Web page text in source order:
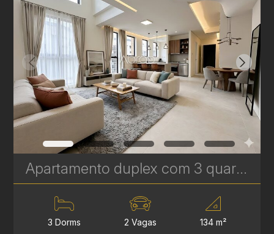
Apartamento duplex com 3 quartos à venda no Bigorrilho – 134m² – Brooklyn | Ref 622
3 Dorms 2 Vagas 134 m²